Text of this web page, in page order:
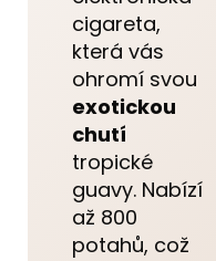
cigareta,
která vás
ohromí svou
exotickou
chutí
tropické
guavy. Nabízí
až 800
potahů, což